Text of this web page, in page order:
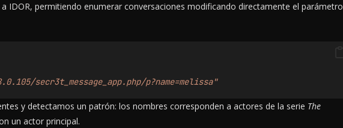
IDOR, permitiendo enumerar conversaciones modificando directamente el parámetro
secr3t_message_app.php/p?name=melissa"
y detectamos un patrón: los nombres corresponden a actores de la serie The
un actor principal.